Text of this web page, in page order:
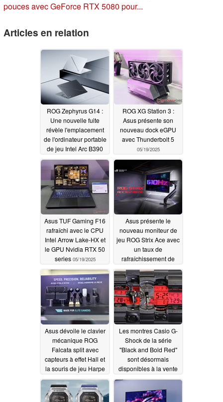
pouces avec GeForce RTX 5080 pour...
Articles en relation
ROG Zephyrus G14 :
Une nouvelle fuite
révèle l'emplacement
de l'ordinateur portable
de jeu Intel Arc B390
dont on parle depuis
longtemps01/12/2026
ROG XG Station 3 :
Asus présente son
nouveau dock eGPU
avec Thunderbolt 5
05/19/2025
Asus TUF Gaming F16
rafraîchi avec le CPU
Intel Arrow Lake-HX et
le GPU Nvidia RTX 50
series 05/19/2025
Asus présente le
nouveau moniteur de
jeu ROG Strix Ace avec
un taux de
rafraîchissement de
610 Hz05/19/2025
Asus dévoile le clavier
mécanique ROG
Falcata split avec
capteurs à effet Hall et
la souris de jeu Harpe
2 Ace05/19/2025
Les montres Casio G-
Shock de la série
"Black and Bold Red"
sont désormais
disponibles à la vente
05/16/2025